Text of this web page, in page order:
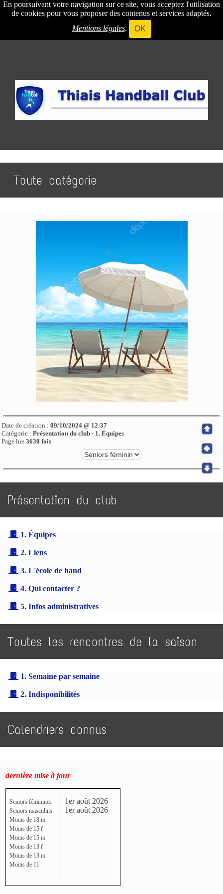
En poursuivant votre navigation sur ce site, vous acceptez l'utilisation
de cookies pour vous proposer des contenus et services adaptés.
Mentions légales. OK
Toute catégorie
Date de création :09/10/2024 @ 12:37
Catégorie :Présentation du club - 1. Équipes
Page lue3630 fois
Présentation du club
1. Équipes
2. Liens
3. L'école de hand
4. Qui contacter ?
5. Infos administratives
Toutes les rencontres de la saison
1. Semaine par semaine
2. Indisponibilités
Calendriers connus
dernière mise à jour
Seniors féminines
Seniors masculins
Moins de 18 m
Moins de 15 f
Moins de 15 m
Moins de 13 f
Moins de 13 m
Moins de 11
1er août 2026
1er août 2026